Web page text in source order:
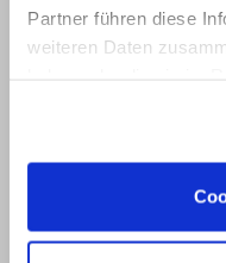
Partner führen diese
weiteren Daten
Titel:
Datum: 1989